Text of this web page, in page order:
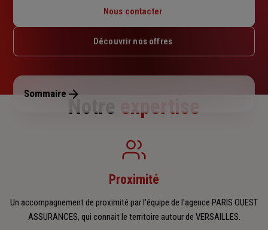
Mardi : 09h – 12h30 / 14h – 17h30
Jeudi : 09h – 12h30 / 14h – 17h30
Dimanche : Fermé
Nous contacter
Découvrir nos offres
Sommaire
Notre expertise
Proximité
Un accompagnement de proximité par l'équipe de l'agence PARIS OUEST
ASSURANCES, qui connait le territoire autour de VERSAILLES.